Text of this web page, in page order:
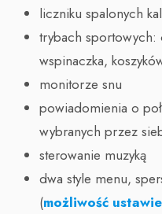
liczniku spalonych
trybach
wspinaczka,
monitorze snu
powiadomienia o
wybranych przez
sterowanie muzyką
dwa style menu,
(możliwość